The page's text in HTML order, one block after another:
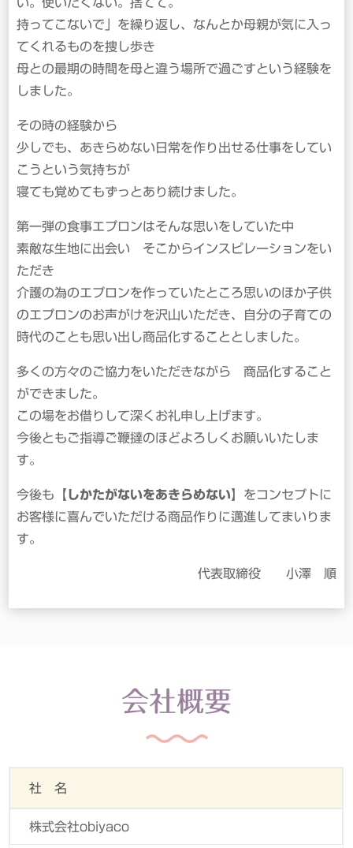
持ってこないで」を繰り返し、なんとか母親が気に入っ
てくれるものを捜し歩き
母との最期の時間を母と違う場所で過ごすという経験を
しました。
その時の経験から
少しでも、あきらめない日常を作り出せる仕事をしてい
こうという気持ちが
寝ても覚めてもずっとあり続けました。
第一弾の食事エプロンはそんな思いをしていた中
素敵な生地に出会い そこからインスピレーションをい
ただき
介護の為のエプロンを作っていたところ思いのほか子供
のエプロンのお声がけを沢山いただき、自分の子育ての
時代のことも思い出し商品化することとしました。
多くの方々のご協力をいただきながら 商品化すること
ができました。
この場をお借りして深くお礼申し上げます。
今後ともご指導ご鞭撻のほどよろしくお願いいたしま
す。
今後も 【しかたがないをあきらめない】 をコンセプトに
お客様に喜んでいただける商品作りに邁進してまいりま
す。
代表取締役 小澤 順
会社概要
社 名
株式会社obiyaco